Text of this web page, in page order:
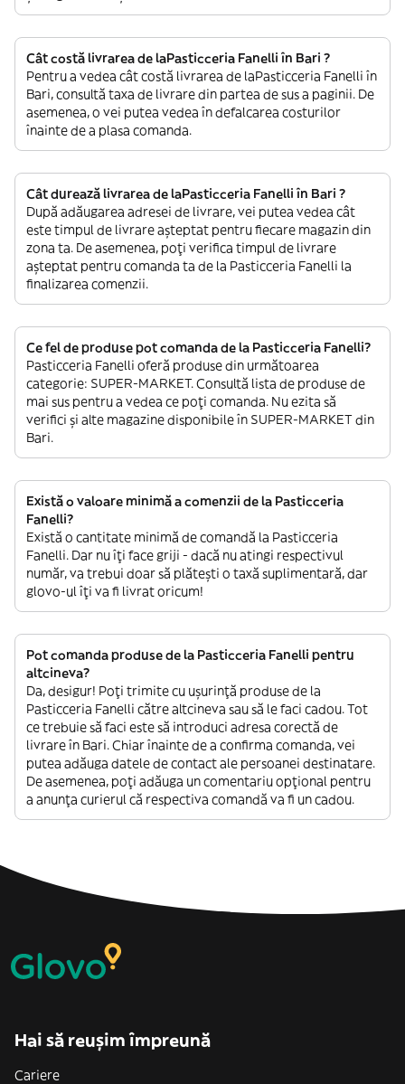
Cât costă livrarea de laPasticceria Fanelli în Bari ?
Pentru a vedea cât costă livrarea de laPasticceria Fanelli în
Bari, consultă taxa de livrare din partea de sus a paginii. De
asemenea, o vei putea vedea în defalcarea costurilor
înainte de a plasa comanda.
Cât durează livrarea de laPasticceria Fanelli în Bari ?
După adăugarea adresei de livrare, vei putea vedea cât
este timpul de livrare așteptat pentru fiecare magazin din
zona ta. De asemenea, poți verifica timpul de livrare
așteptat pentru comanda ta de la Pasticceria Fanelli la
finalizarea comenzii.
Ce fel de produse pot comanda de la Pasticceria Fanelli?
Pasticceria Fanelli oferă produse din următoarea
categorie: SUPER-MARKET. Consultă lista de produse de
mai sus pentru a vedea ce poți comanda. Nu ezita să
verifici și alte magazine disponibile în SUPER-MARKET din
Bari.
Există o valoare minimă a comenzii de la Pasticceria
Fanelli?
Există o cantitate minimă de comandă la Pasticceria
Fanelli. Dar nu îți face griji - dacă nu atingi respectivul
număr, va trebui doar să plătești o taxă suplimentară, dar
glovo-ul îți va fi livrat oricum!
Pot comanda produse de la Pasticceria Fanelli pentru
altcineva?
Da, desigur! Poți trimite cu ușurință produse de la
Pasticceria Fanelli către altcineva sau să le faci cadou. Tot
ce trebuie să faci este să introduci adresa corectă de
livrare în Bari. Chiar înainte de a confirma comanda, vei
putea adăuga datele de contact ale persoanei destinatare.
De asemenea, poți adăuga un comentariu opțional pentru
a anunța curierul că respectiva comandă va fi un cadou.
Hai să reușim împreună
Cariere